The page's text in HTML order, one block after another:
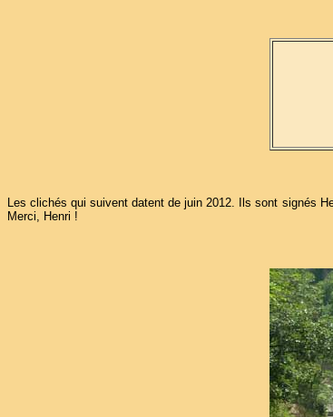
Les clichés qui suivent datent de juin 2012. Ils sont signés
Merci, Henri !